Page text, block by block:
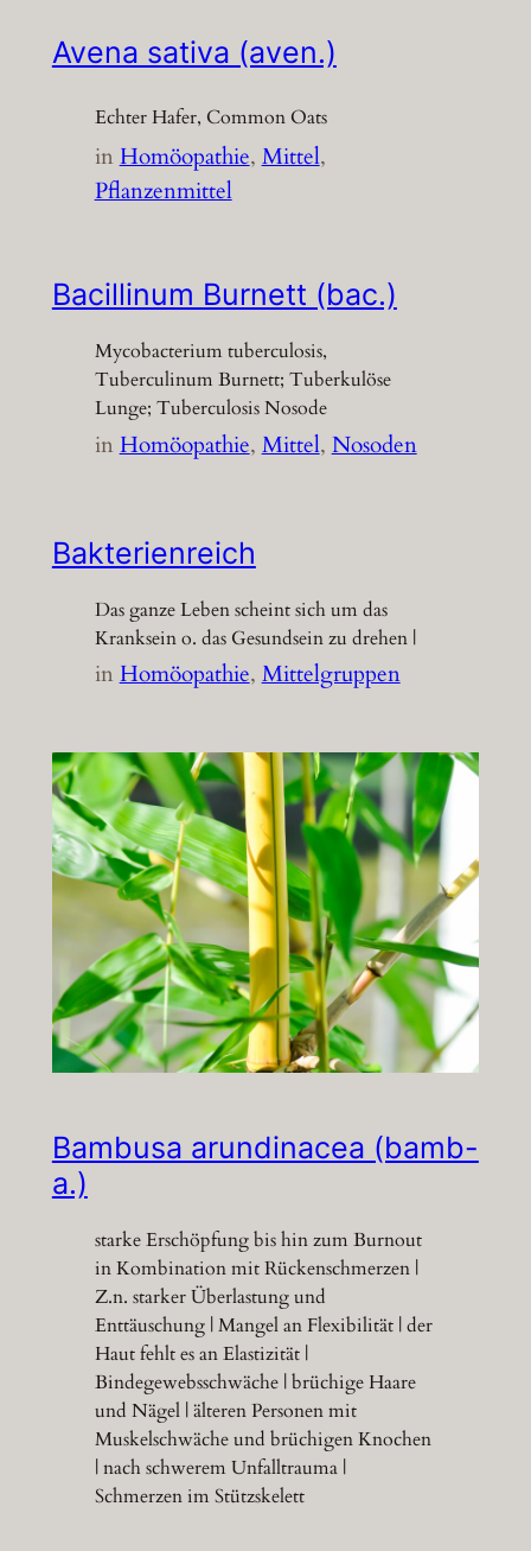
Avena sativa (aven.)
Echter Hafer, Common Oats
inHomöopathie, Mittel
Pflanzenmittel
Bacillinum Burnett (bac.)
Mycobacterium tuberculosis,
Tuberculinum Burnett; Tuberkulöse
Lunge; Tuberculosis Nosode
inHomöopathie, Mittel, Nosoden
Bakterienreich
Das ganze Leben scheint sich um das
Kranksein o. das Gesundsein zu drehen |
inHomöopathie, Mittelgruppen
Bambusa arundinacea (bamb-
a.)
starke Erschöpfung bis hin zum Burnout
in Kombination mit Rückenschmerzen |
Z.n. starker Überlastung und
Enttäuschung | Mangel an Flexibilität | der
Haut fehlt es an Elastizität |
Bindegewebsschwäche | brüchige Haare
und Nägel | älteren Personen mit
Muskelschwäche und brüchigen Knochen
| nach schwerem Unfalltrauma |
Schmerzen im Stützskelett